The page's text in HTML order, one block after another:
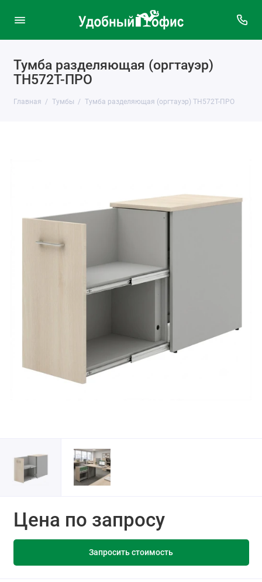
Тумба разделяющая (оргтауэр)
ТН572Т-ПРО
Главная Тумбы Тумба разделяющая (оргтауэр) ТН572Т-ПРО
Цена по запросу
Запросить стоимость